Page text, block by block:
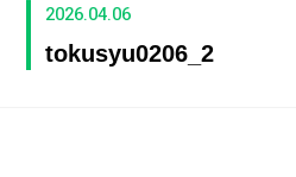
2026.04.06
tokusyu0206_2